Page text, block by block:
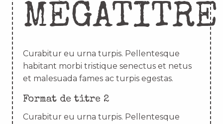
MÉGATITRE
Curabitur eu urna turpis. Pellentesque
habitant morbi tristique senectus et netus
et malesuada fames ac turpis egestas.
Format de titre 2
Curabitur eu urna turpis. Pellentesque